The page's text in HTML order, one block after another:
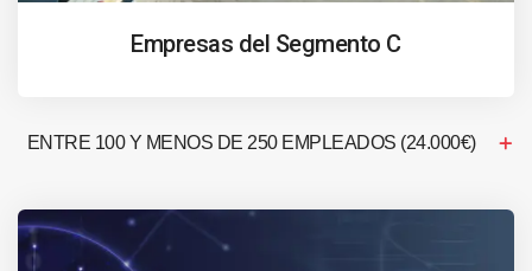
Empresas del Segmento C
ENTRE 100 Y MENOS DE 250 EMPLEADOS (24.000€)